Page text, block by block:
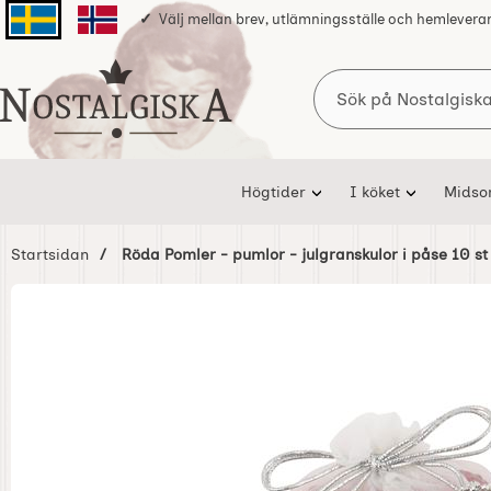
Svenska sidanNorska sidan
Välj mellan brev, utlämningsställe och
Startsidan för Nostalgiska
Sök
Högtider I köket
Startsidan Röda Pomler - pumlor - julgranskulor i påse 10 st